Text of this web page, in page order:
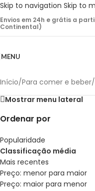
Skip to navigation Skip to
Envios em 24h e grátis a
Continental)
MENU
Início/Para comer e beber/
Mostrar menu lateral
Ordenar por
Popularidade
Classificação média
Mais recentes
Preço: menor para maior
Preço: maior para menor